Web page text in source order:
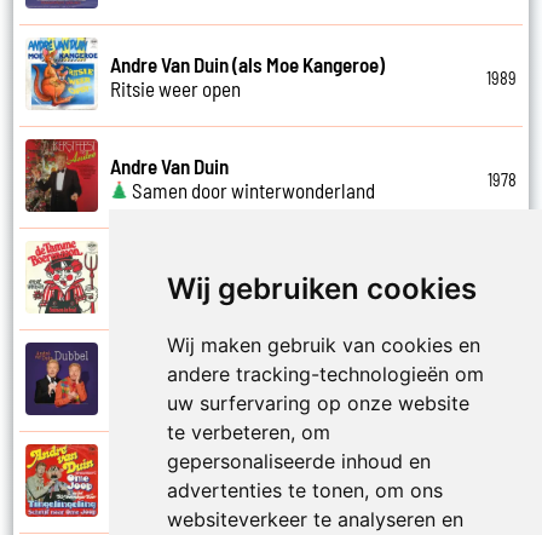
Wij gebruiken cookies
Wij maken gebruik van cookies en
andere tracking-technologieën om
uw surfervaring op onze website
te verbeteren, om
gepersonaliseerde inhoud en
advertenties te tonen, om ons
websiteverkeer te analyseren en
Andre Van Duin (als Moe Kangeroe)
Ritsie weer open
1989
Andre Van Duin
Samen door winterwonderland
1978
Samen in bad
Andre Van Duin
Schijt maar in me pannetje
Andre Van Duin
Schrijf naar ome Joop